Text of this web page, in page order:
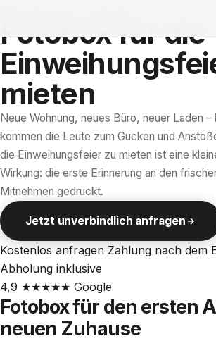
Fotobox für die
mieten
Neue Wohnung, neues Büro, neuer Laden –
kommen die Leute zum Gucken und
die Einweihungsfeier zu mieten ist eine
Wirkung: die erste Erinnerung an den
Mitnehmen gedruckt.
Jetzt unverbindlich anfragen
Kostenlos anfragen Zahlung nach dem
Abholung inklusive
4,9 ★★★★★ Google
Fotobox für den ersten
neuen Zuhause